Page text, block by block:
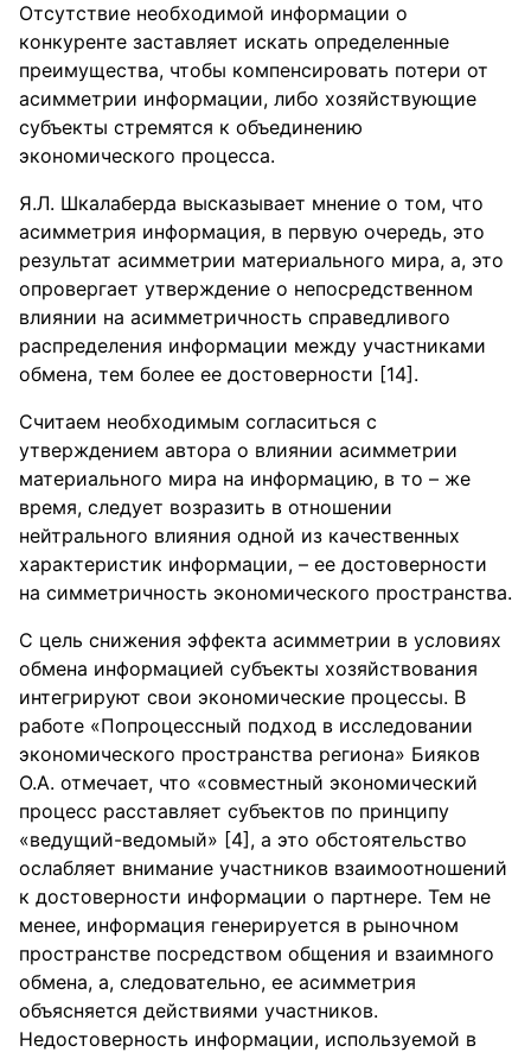
Отсутствие необходимой информации о
конкуренте заставляет искать определенные
преимущества, чтобы компенсировать потери от
асимметрии информации, либо хозяйствующие
субъекты стремятся к объединению
экономического процесса.
Я.Л. Шкалаберда высказывает мнение о том, что
асимметрия информация, в первую очередь, это
результат асимметрии материального мира, а, это
опровергает утверждение о непосредственном
влиянии на асимметричность справедливого
распределения информации между участниками
обмена, тем более ее достоверности [14].
Считаем необходимым согласиться с
утверждением автора о влиянии асимметрии
материального мира на информацию, в то – же
время, следует возразить в отношении
нейтрального влияния одной из качественных
характеристик информации, – ее достоверности
на симметричность экономического пространства.
С цель снижения эффекта асимметрии в условиях
обмена информацией субъекты хозяйствования
интегрируют свои экономические процессы. В
работе «Попроцессный подход в исследовании
экономического пространства региона» Бияков
О.А. отмечает, что «совместный экономический
процесс расставляет субъектов по принципу
«ведущий-ведомый» [4], а это обстоятельство
ослабляет внимание участников взаимоотношений
к достоверности информации о партнере. Тем не
менее, информация генерируется в рыночном
пространстве посредством общения и взаимного
обмена, а, следовательно, ее асимметрия
объясняется действиями участников.
Недостоверность информации, используемой в